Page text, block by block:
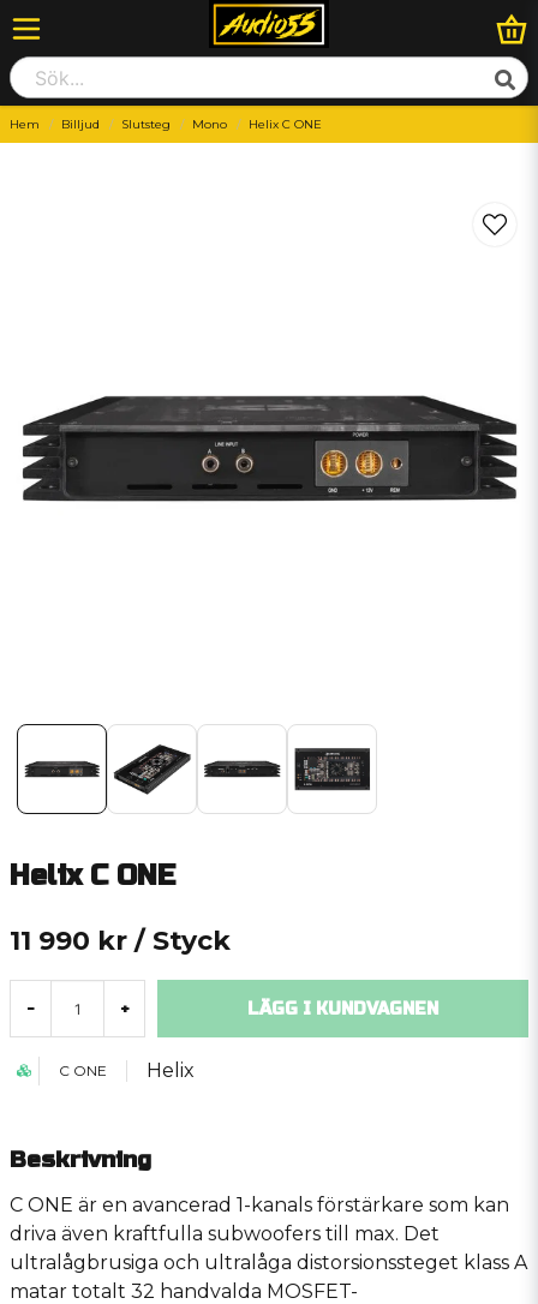
Hem Billjud Slutsteg Mono Helix C ONE
Helix C ONE
11 990 kr / Styck
- + LÄGG I KUNDVAGNEN
C ONE Helix
Beskrivning
C ONE är en avancerad 1-kanals förstärkare som kan
driva även kraftfulla subwoofers till max. Det
ultralågbrusiga och ultralåga distorsionssteget klass A
matar totalt 32 handvalda MOSFET-